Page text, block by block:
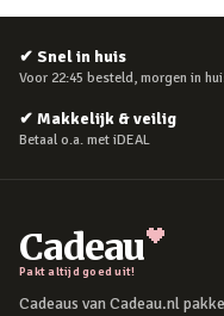
✔ Snel in huis
Voor 22:45 besteld, morgen in
✔ Makkelijk & veilig
Betaal o.a. met iDEAL
Cadeau
Pakt altijd goed uit!
Cadeaus van Cadeau.nl